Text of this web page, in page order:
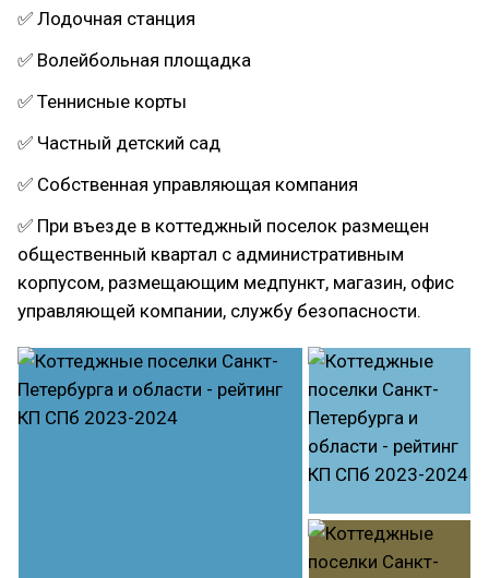
✅ Лодочная станция
✅ Волейбольная площадка
✅ Теннисные корты
✅ Частный детский сад
✅ Собственная управляющая компания
✅ При въезде в коттеджный поселок размещен
общественный квартал с административным
корпусом, размещающим медпункт, магазин, офис
управляющей компании, службу безопасности.